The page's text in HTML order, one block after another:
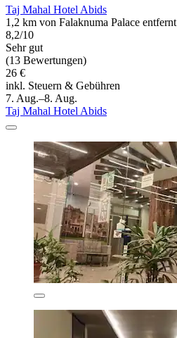
Taj Mahal Hotel Abids
1,2 km von Falaknuma Palace entfernt
8,2/10
Sehr gut
(13 Bewertungen)
26 €
inkl. Steuern & Gebühren
7. Aug.–8. Aug.
Taj Mahal Hotel Abids